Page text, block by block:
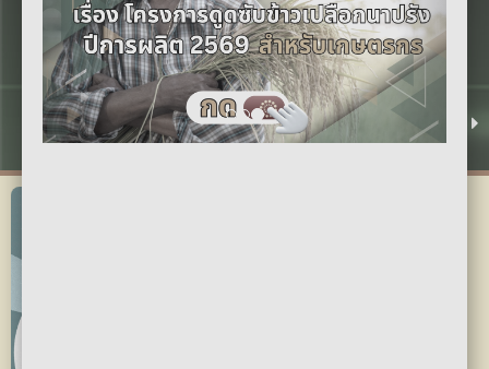
สาธารณประโยชน์ มอบเครื่องคอมพิวเตอร์ให้โรงเรียนที่
ขาดแคลน เฉลิมพระเกียรติพระบาทสมเด็จพระเจ้าอยู่หัว
31 ก.ค. 2569 16:00 น.
ดูทั้งหมด